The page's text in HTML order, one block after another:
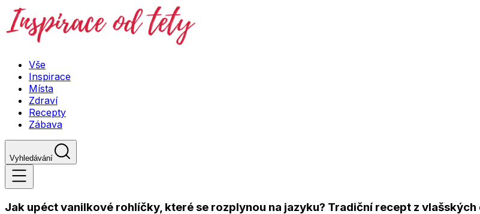
Vše
Inspirace
Místa
Zdraví
Recepty
Zábava
Vyhledávání
Jak upéct vanilkové rohlíčky, které se rozplynou na jazyku? Tradiční recept z